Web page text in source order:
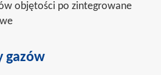
objętości po zintegrowane
gazów